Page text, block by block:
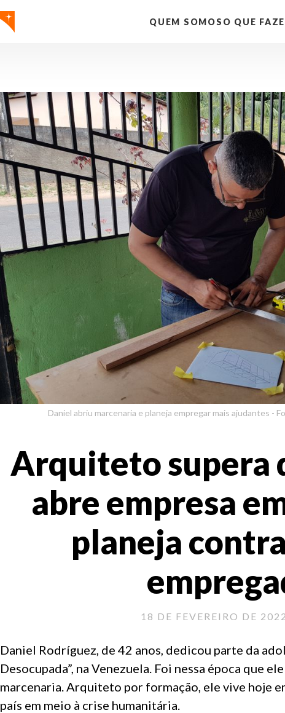
QUEM SOMOS O QUE
Daniel abriu marcenaria e planeja empregar mais ajudantes -
Arquiteto supera
abre empresa
planeja
18 DE FEVEREIRO DE
Daniel Rodríguez, de 42 anos, dedicou parte da
Desocupada”, na Venezuela. Foi nessa época que
marcenaria. Arquiteto por formação, ele vive hoje
país em meio à crise humanitária.